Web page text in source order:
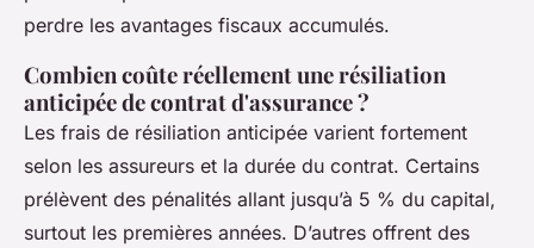
perdre les avantages fiscaux accumulés.
Combien coûte réellement une résiliation
anticipée de contrat d'assurance ?
Les frais de résiliation anticipée varient fortement
selon les assureurs et la durée du contrat. Certains
prélèvent des pénalités allant jusqu’à 5 % du capital,
surtout les premières années. D’autres offrent des